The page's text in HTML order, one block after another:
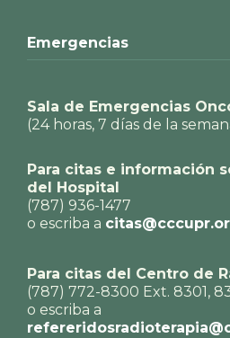
Emergencias
Sala de Emergencias
(24 horas, 7 días de la
Para citas e información
del Hospital
(787) 936-1477
o escriba a
Para citas del Centro de
(787) 772-8300 Ext. 8301,
o escriba a